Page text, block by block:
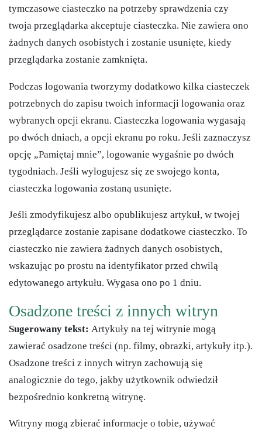
tymczasowe ciasteczko na potrzeby sprawdzenia czy
twoja przeglądarka akceptuje ciasteczka. Nie zawiera ono
żadnych danych osobistych i zostanie usunięte, kiedy
przeglądarka zostanie zamknięta.
Podczas logowania tworzymy dodatkowo kilka ciasteczek
potrzebnych do zapisu twoich informacji logowania oraz
wybranych opcji ekranu. Ciasteczka logowania wygasają
po dwóch dniach, a opcji ekranu po roku. Jeśli zaznaczysz
opcję „Pamiętaj mnie”, logowanie wygaśnie po dwóch
tygodniach. Jeśli wylogujesz się ze swojego konta,
ciasteczka logowania zostaną usunięte.
Jeśli zmodyfikujesz albo opublikujesz artykuł, w twojej
przeglądarce zostanie zapisane dodatkowe ciasteczko. To
ciasteczko nie zawiera żadnych danych osobistych,
wskazując po prostu na identyfikator przed chwilą
edytowanego artykułu. Wygasa ono po 1 dniu.
Osadzone treści z innych witryn
Sugerowany tekst: Artykuły na tej witrynie mogą
zawierać osadzone treści (np. filmy, obrazki, artykuły itp.).
Osadzone treści z innych witryn zachowują się
analogicznie do tego, jakby użytkownik odwiedził
bezpośrednio konkretną witrynę.
Witryny mogą zbierać informacje o tobie, używać